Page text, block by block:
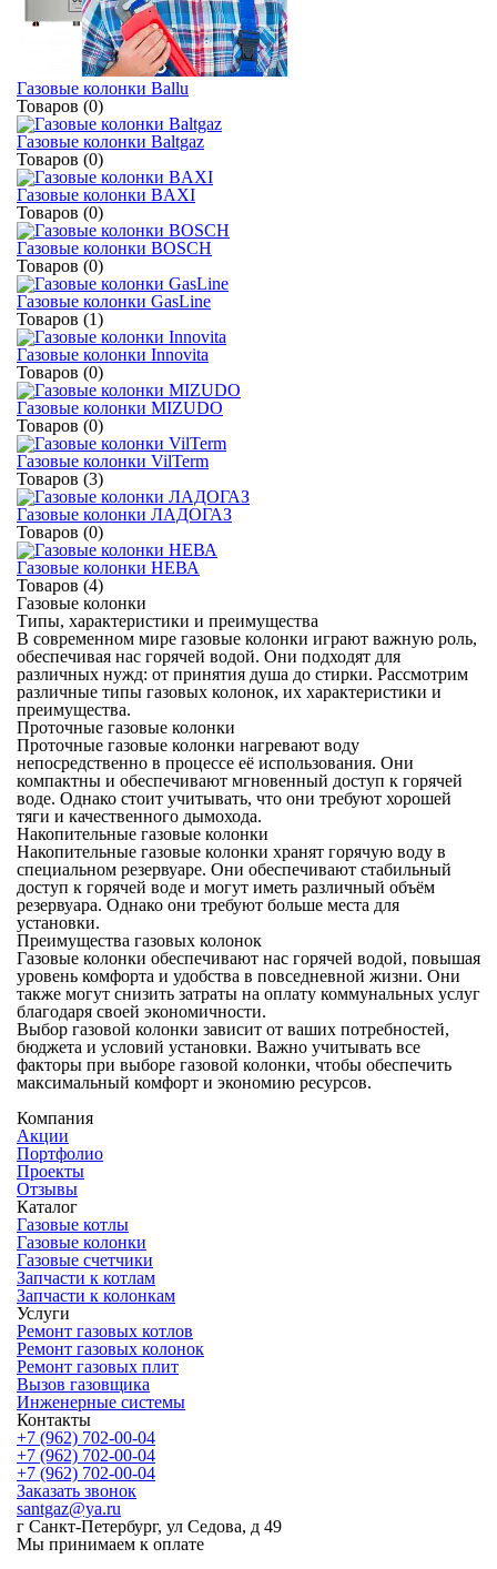
Газовые колонки Ballu
Товаров (0)
Газовые колонки Baltgaz
Товаров (0)
Газовые колонки BAXI
Товаров (0)
Газовые колонки BOSCH
Товаров (0)
Газовые колонки GasLine
Товаров (1)
Газовые колонки Innovita
Товаров (0)
Газовые колонки MIZUDO
Товаров (0)
Газовые колонки VilTerm
Товаров (3)
Газовые колонки ЛАДОГАЗ
Товаров (0)
Газовые колонки НЕВА
Товаров (4)
Газовые колонки
Типы, характеристики и преимущества
В современном мире газовые колонки играют важную роль,
обеспечивая нас горячей водой. Они подходят для
различных нужд: от принятия душа до стирки. Рассмотрим
различные типы газовых колонок, их характеристики и
преимущества.
Проточные газовые колонки
Проточные газовые колонки нагревают воду
непосредственно в процессе её использования. Они
компактны и обеспечивают мгновенный доступ к горячей
воде. Однако стоит учитывать, что они требуют хорошей
тяги и качественного дымохода.
Накопительные газовые колонки
Накопительные газовые колонки хранят горячую воду в
специальном резервуаре. Они обеспечивают стабильный
доступ к горячей воде и могут иметь различный объём
резервуара. Однако они требуют больше места для
установки.
Преимущества газовых колонок
Газовые колонки обеспечивают нас горячей водой, повышая
уровень комфорта и удобства в повседневной жизни. Они
также могут снизить затраты на оплату коммунальных услуг
благодаря своей экономичности.
Выбор газовой колонки зависит от ваших потребностей,
бюджета и условий установки. Важно учитывать все
факторы при выборе газовой колонки, чтобы обеспечить
максимальный комфорт и экономию ресурсов.
Компания
Акции
Портфолио
Проекты
Отзывы
Каталог
Газовые котлы
Газовые колонки
Газовые счетчики
Запчасти к котлам
Запчасти к колонкам
Услуги
Ремонт газовых котлов
Ремонт газовых колонок
Ремонт газовых плит
Вызов газовщика
Инженерные системы
Контакты
+7 (962) 702-00-04
+7 (962) 702-00-04
+7 (962) 702-00-04
Заказать звонок
santgaz@ya.ru
г Санкт-Петербург, ул Седова, д 49
Мы принимаем к оплате